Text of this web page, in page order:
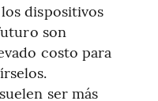
dispositivos
son
costo para
ser más